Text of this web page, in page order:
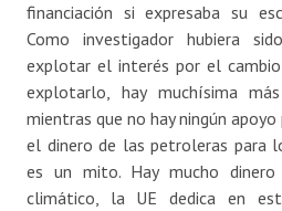
financiación si expresaba su
Como investigador hubiera
explotar el interés por el
explotarlo, hay muchísima
mientras que no hay ningún
el dinero de las petroleras para
es un mito. Hay mucho
climático, la UE dedica en